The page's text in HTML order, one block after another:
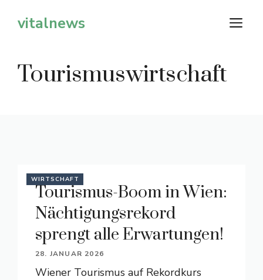
Inhaltvitalnews
Tourismuswirtschaft
WIRTSCHAFT
Tourismus-Boom in Wien:
Nächtigungsrekord
sprengt alle Erwartungen!
28. JANUAR 2026
Wiener Tourismus auf Rekordkurs